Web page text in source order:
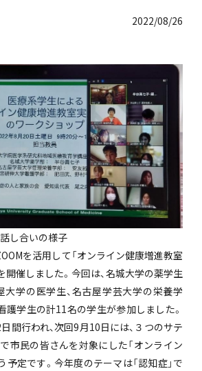
2022/08/26
し合いの様子
を活用して「オンライン健康増進教室
開催しました。今回は、名城大学の薬学生
大学の医学生、名古屋学芸大学の栄養学
護学生の計11名の学生が参加しました。
間行われ、次回9月10日には、３つのサテ
市民の皆さんを対象にした「オンライン
予定です。今年度のテーマは「認知症」で